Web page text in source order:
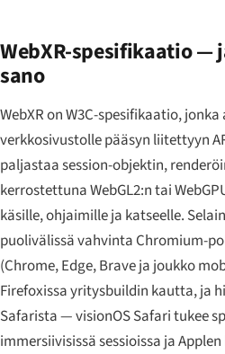
WebXR-spesifikaatio —
sano
WebXR on W3C-spesifikaatio,
verkkosivustolle pääsyn liitettyyn
paljastaa session-objektin,
kerrostettuna WebGL2:n tai
käsille, ohjaimille ja katseelle.
puolivälissä vahvinta Chromium-
(Chrome, Edge, Brave ja joukko
Firefoxissa yritysbuildin kautta, ja
Safarista — visionOS Safari tukee
immersiivisissä sessioissa ja